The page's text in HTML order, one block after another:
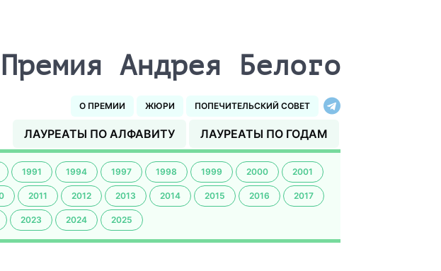
Премия Андрея Белого
О ПРЕМИИ ЖЮРИ ПОПЕЧИТЕЛЬСКИЙ СОВЕТ
ЛАУРЕАТЫ ПО АЛФАВИТУ ЛАУРЕАТЫ ПО ГОДАМ
1991 1994 1997 1998 1999 2000 2001
2011 2012 2013 2014 2015 2016 2017
2023 2024 2025